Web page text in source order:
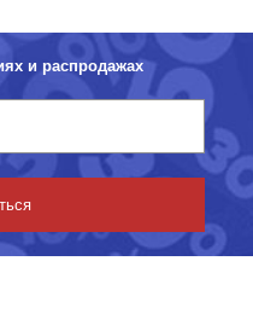
и распродажах